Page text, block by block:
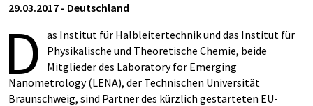
29.03.2017 - Deutschland
D as Institut für Halbleitertechnik und das Institut für
Physikalische und Theoretische Chemie, beide
Mitglieder des Laboratory for Emerging
Nanometrology (LENA), der Technischen Universität
Braunschweig, sind Partner des kürzlich gestarteten EU-